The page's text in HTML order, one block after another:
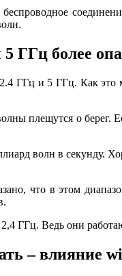
ГГц более
ГГц и 5 ГГц. Как
плещутся о
волн в секунду.
что в этом
ГГц. Ведь они
– влияние